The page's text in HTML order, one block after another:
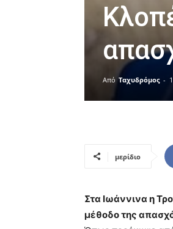
Από Ταχυδρόμος -
μερίδιο
Στα Ιωάννινα η
μέθοδο της